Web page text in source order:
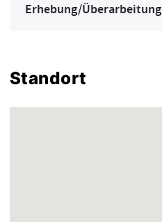
Erhebung/Überarbeitung
Standort